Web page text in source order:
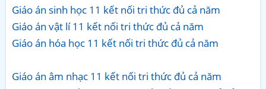
Giáo án sinh học 11 kết nối tri thức đủ cả năm
Giáo án vật lí 11 kết nối tri thức đủ cả năm
Giáo án hóa học 11 kết nối tri thức đủ cả năm
Giáo án âm nhạc 11 kết nối tri thức đủ cả năm